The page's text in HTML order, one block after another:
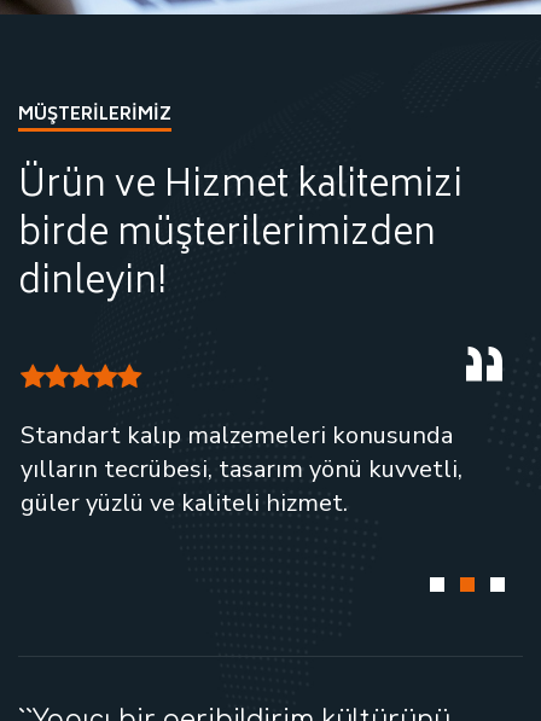
MÜŞTERILERIMIZ
Ürün ve Hizmet kalitemizi
birde müşterilerimizden
dinleyin!
Standart kalıp malzemeleri konusunda
yılların tecrübesi, tasarım yönü kuvvetli,
güler yüzlü ve kaliteli hizmet.